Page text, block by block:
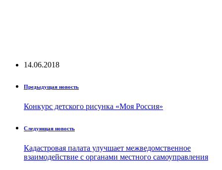
14.06.2018
Предыдущая новость
Конкурс детского рисунка «Моя Россия»
Следующая новость
Кадастровая палата улучшает межведомственное
взаимодействие с органами местного самоуправления